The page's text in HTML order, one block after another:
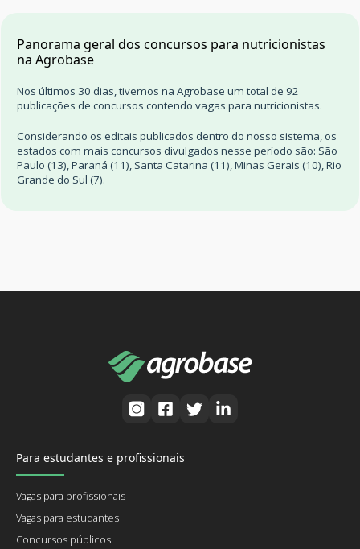
Panorama geral dos concursos para nutricionistas
na Agrobase
Nos últimos 30 dias, tivemos na Agrobase um total de 92
publicações de concursos contendo vagas para nutricionistas.
Considerando os editais publicados dentro do nosso sistema, os
estados com mais concursos divulgados nesse período são: São
Paulo (13), Paraná (11), Santa Catarina (11), Minas Gerais (10), Rio
Grande do Sul (7).
Para estudantes e profissionais
Vagas para profissionais
Vagas para estudantes
Concursos públicos